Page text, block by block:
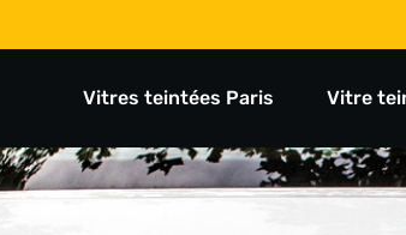
Vitres teintées Paris Vitre